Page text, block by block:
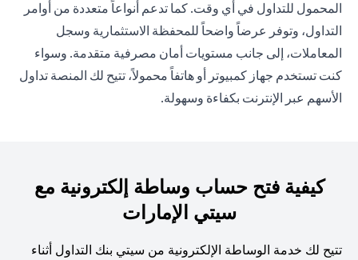
المحمول للتداول في أي وقت. كما تدعم أنواعاً متعددة من أوامر
التداول، وتوفر عرضاً واضحاً للمحفظة الاستثمارية وسجل
المعاملات، إلى جانب مستويات أمان مصرفية متقدمة. وسواء
كنت تستخدم جهاز كمبيوتر أو هاتفاً محمولاً، تتيح لك المنصة تداول
الأسهم عبر الإنترنت بكفاءة وسهولة.
كيفية فتح حساب وساطة إلكترونية مع
سيتي الإمارات
تتيح لك خدمة الوساطة الإلكترونية من سيتي بنك التداول أثناء